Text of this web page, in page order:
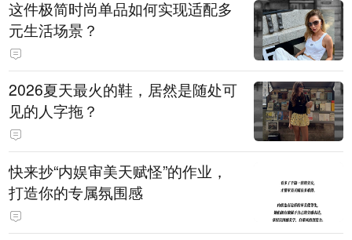
这件极简时尚单品如何实现适配多
元生活场景？
2026夏天最火的鞋，居然是随处可
见的人字拖？
快来抄“内娱审美天赋怪”的作业，
打造你的专属氛围感